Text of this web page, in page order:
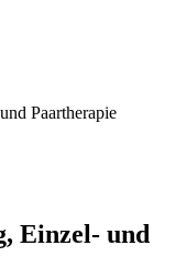
Paartherapie
Einzel- und